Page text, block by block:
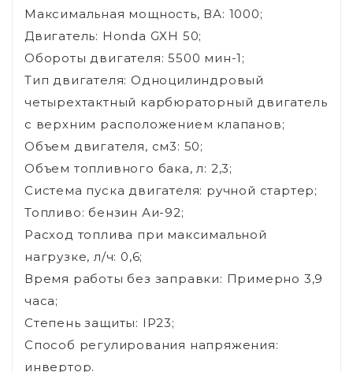
Максимальная мощность, ВА: 1000;
Двигатель: Honda GXH 50;
Обороты двигателя: 5500 мин-1;
Тип двигателя: Одноцилиндровый
четырехтактный карбюраторный двигатель
с верхним расположением клапанов;
Объем двигателя, см3: 50;
Объем топливного бака, л: 2,3;
Система пуска двигателя: ручной стартер;
Топливо: бензин Аи-92;
Расход топлива при максимальной
нагрузке, л/ч: 0,6;
Время работы без заправки: Примерно 3,9
часа;
Степень защиты: IP23;
Способ регулирования напряжения:
инвертор.